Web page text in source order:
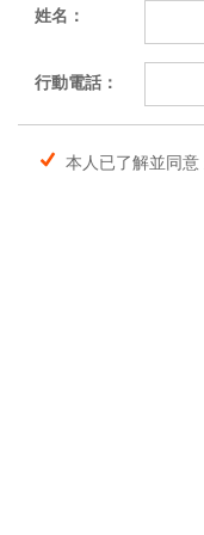
姓名：
行動電話：
本人已了解並同意